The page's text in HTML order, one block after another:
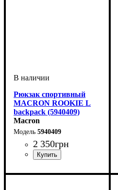
Рюкзак спортивный
MACRON ROOKIE L
backpack (5940409)
Macron
5940409
2 350грн